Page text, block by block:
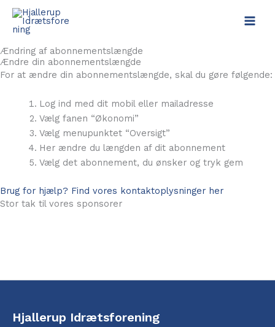
indholdet
Ændring af abonnementslængde
Ændre din abonnementslængde
For at ændre din abonnementslængde, skal du gøre følgende:
Log ind med dit mobil eller mailadresse
Vælg fanen “Økonomi”
Vælg menupunktet “Oversigt”
Her ændre du længden af dit abonnement
Vælg det abonnement, du ønsker og tryk gem
Brug for hjælp? Find vores kontaktoplysninger her
Stor tak til vores sponsorer
Hjallerup Idrætsforening